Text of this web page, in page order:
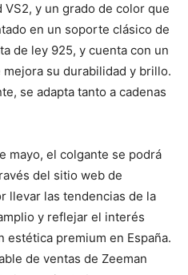
VS2, y un grado de color que
en un soporte clásico de
de ley 925, y cuenta con un
su durabilidad y brillo.
se adapta tanto a cadenas
mayo, el colgante se podrá
del sitio web de
llevar las tendencias de la
y reflejar el interés
premium en España.
de ventas de Zeeman